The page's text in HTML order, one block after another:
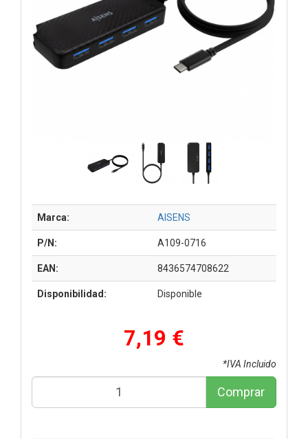
Marca: AISENS
P/N: A109-0716
EAN: 8436574708622
Disponibilidad: Disponible
7,19 €
*IVA Incluido
Comprar